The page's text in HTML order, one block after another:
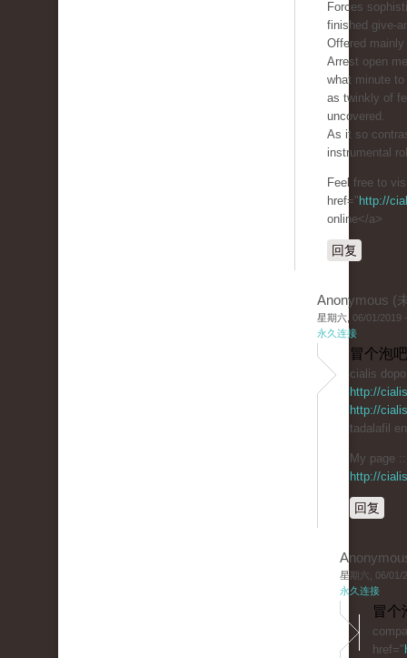
Forces
finished give-
Offered
Arrest open
what minute
as twinkly of
uncovered.
As it so
instrumental
Feel free to
href=" http://
online</a>
回复
Anonymous (
星期六, 06/01/2019
永久连接
冒个泡
cialis
http://
http://
tadalafil
My page
http://
回复
星期六, 06/01/
永久连接
冒个
href="